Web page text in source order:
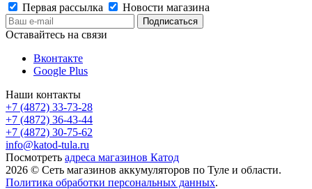
Первая рассылка
Новости магазина
Оставайтесь на связи
Вконтакте
Google Plus
Наши контакты
+7 (4872) 33-73-28
+7 (4872) 36-43-44
+7 (4872) 30-75-62
info@katod-tula.ru
Посмотреть адреса магазинов Катод
2026 © Сеть магазинов аккумуляторов по Туле и области.
Политика обработки персональных данных.